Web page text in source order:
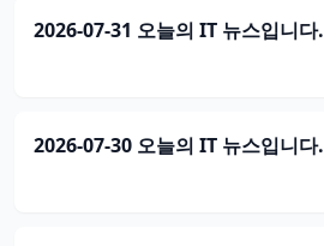
2026-07-31 오늘의 IT 뉴스입니다.
2026-07-30 오늘의 IT 뉴스입니다.